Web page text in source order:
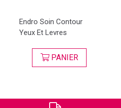
Endro Soin Contour
Yeux Et Levres
PANIER